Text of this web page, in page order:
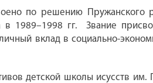
по решению Пружанского
в 1989–1998 гг. Звание
вклад в социально-
детской школы исусств